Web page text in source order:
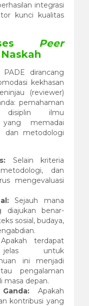
integrasi
kunci kualitas
Peer
dirancang
kekhasan
(reviewer)
pemahaman
ilmu
memadai
dan metodologi
Selain kriteria
dan
mengevaluasi
Sejauh mana
diajukan benar-
sosial, budaya,
terdapat
untuk
ini menjadi
pengalaman
masa depan.
Apakah
kontribusi yang